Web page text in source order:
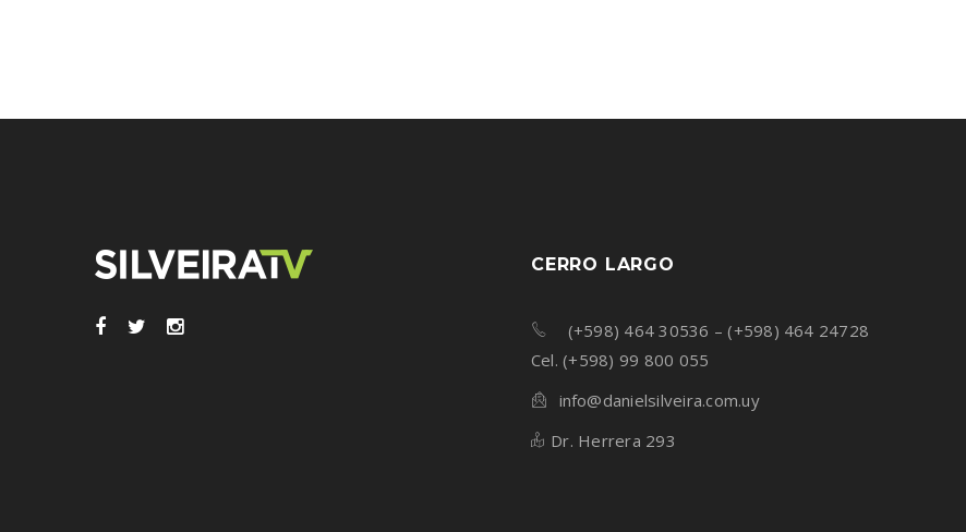
CERRO LARGO
(+598) 464 30536 – (+598) 464 24728
Cel. (+598) 99 800 055
info@danielsilveira.com.uy
Dr. Herrera 293